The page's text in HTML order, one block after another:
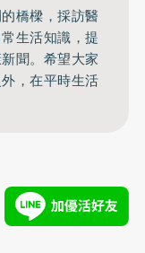
橋樑，採訪醫
生活知識，提
聞。希望大家
，在平時生活